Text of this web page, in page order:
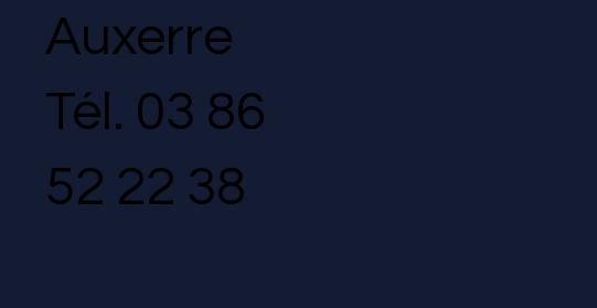
Auxerre
Tél. 03 86
52 22 38